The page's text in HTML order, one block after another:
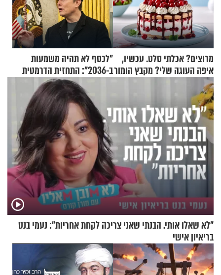
מרוצים? אכלתי סלט. עכשיו,
איפה העוגה שלי? מקבץ הומור
כייפי מספר 1
"לכסף לא תהיה משמעות
ב-2036": התחזית הדרמטית
של אילון מאסק על עתיד
הכלכלה
"לא שאלו אותי. הבנתי שאני צריכה לקחת אחריות": נעמי בנט
בריאיון אישי